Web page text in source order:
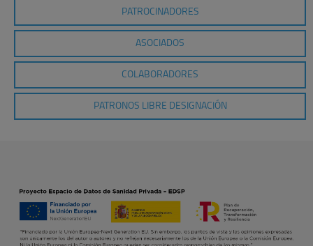
PATROCINADORES
ASOCIADOS
COLABORADORES
PATRONOS LIBRE DESIGNACIÓN